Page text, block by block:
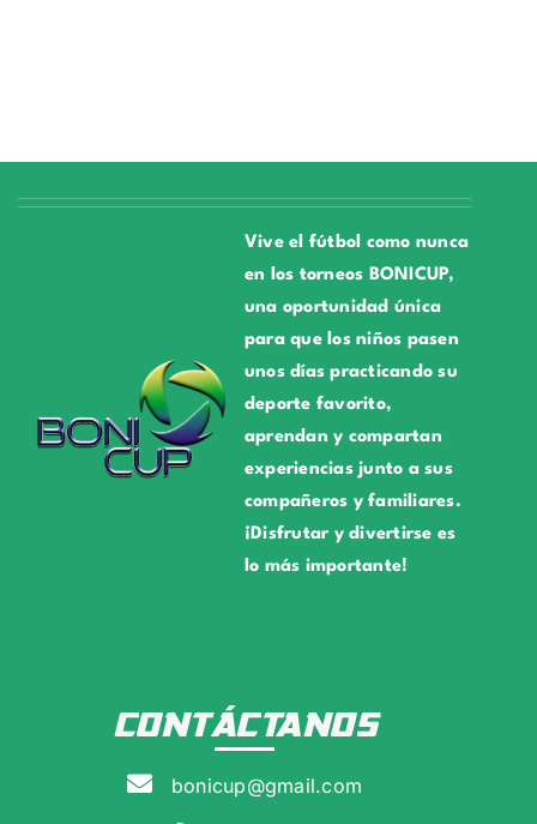
Vive el fútbol como nunca
en los torneos BONICUP,
una oportunidad única
para que los niños pasen
unos días practicando su
deporte favorito,
aprendan y compartan
experiencias junto a sus
compañeros y familiares.
¡Disfrutar y divertirse es
lo más importante!
CONTÁCTANOS
bonicup@gmail.com